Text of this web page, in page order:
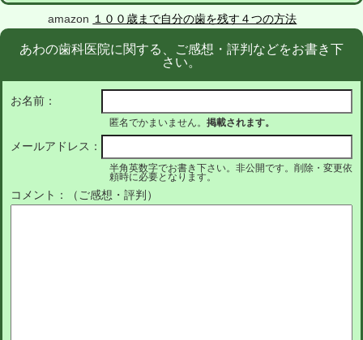
amazon １００歳まで自分の歯を残す４つの方法
あわの歯科医院に関する、ご感想・評判などをお書き下
さい。
お名前：
匿名でかまいません。 掲載されます。
メールアドレス：
半角英数字でお書き下さい。非公開です。削除・変更依
頼時に必要となります。
コメント：（ご感想・評判）